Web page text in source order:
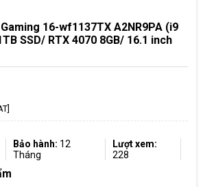
16-wf1137TX A2NR9PA (i9
SSD/ RTX 4070 8GB/ 16.1 inch
Bảo hành: 12
Tháng
Lượt xem:
228